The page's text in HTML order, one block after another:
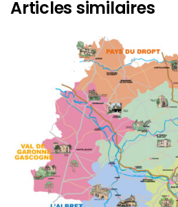
Articles similaires